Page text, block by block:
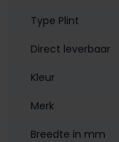
Type Plint
Direct leverbaar
Kleur
Merk
Breedte in mm